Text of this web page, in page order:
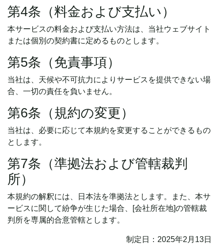
第4条（料金および支払い）
本サービスの料金および支払い方法は、当社ウェブサイト
または個別の契約書に定めるものとします。
第5条（免責事項）
当社は、天候や不可抗力によりサービスを提供できない場
合、一切の責任を負いません。
第6条（規約の変更）
当社は、必要に応じて本規約を変更することができるもの
とします。
第7条（準拠法および管轄裁判
所）
本規約の解釈には、日本法を準拠法とします。また、本サ
ービスに関して紛争が生じた場合、[会社所在地]の管轄裁
判所を専属的合意管轄とします。
制定日：2025年2月13日